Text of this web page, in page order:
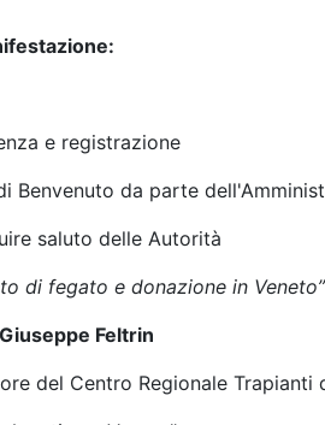
e registrazione
da parte
delle Autorità
di fegato e donazione in Veneto”
Feltrin
Regionale Trapianti